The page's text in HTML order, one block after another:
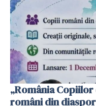
„România
români din